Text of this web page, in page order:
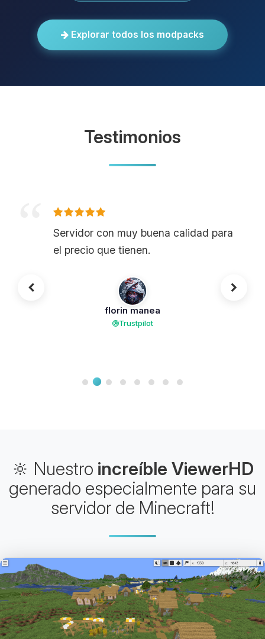
Explorar todos los modpacks
Testimonios
Servidor con muy buena calidad para
el precio que tienen.
florin manea
Trustpilot
🔆 Nuestro increíble ViewerHD
generado especialmente para su
servidor de Minecraft!